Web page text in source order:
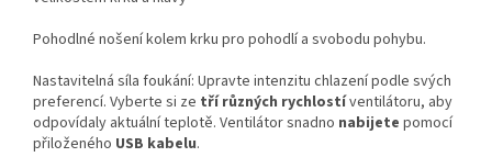
Pohodlné nošení kolem krku pro pohodlí a svobodu pohybu.
Nastavitelná síla foukání: Upravte intenzitu chlazení podle svých
preferencí. Vyberte si ze tří různých rychlostíventilátoru, aby
odpovídaly aktuální teplotě. Ventilátor snadno nabijete pomocí
přiloženého USB kabelu.